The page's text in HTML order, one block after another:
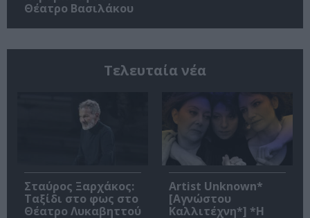
Θέατρο Βασιλάκου
Τελευταία νέα
Σταύρος Ξαρχάκος:
Ταξίδι στο φως στο
Θέατρο Λυκαβηττού
Artist Unknown*
[Αγνώστου
Καλλιτέχνη*] *Η